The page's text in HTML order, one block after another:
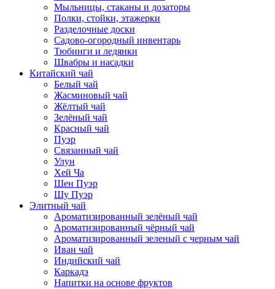
Мыльницы, стаканы и дозаторы
Полки, стойки, этажерки
Разделочные доски
Садово-огородный инвентарь
Тюбинги и ледянки
Швабры и насадки
Китайский чай
Белый чай
Жасминовый чай
Жёлтый чай
Зелёный чай
Красный чай
Пуэр
Связанный чай
Улун
Хей Ча
Шен Пуэр
Шу Пуэр
Элитный чай
Ароматизированный зелёный чай
Ароматизированный чёрный чай
Ароматизированный зеленый с черным чай
Иван чай
Индийский чай
Каркадэ
Напитки на основе фруктов